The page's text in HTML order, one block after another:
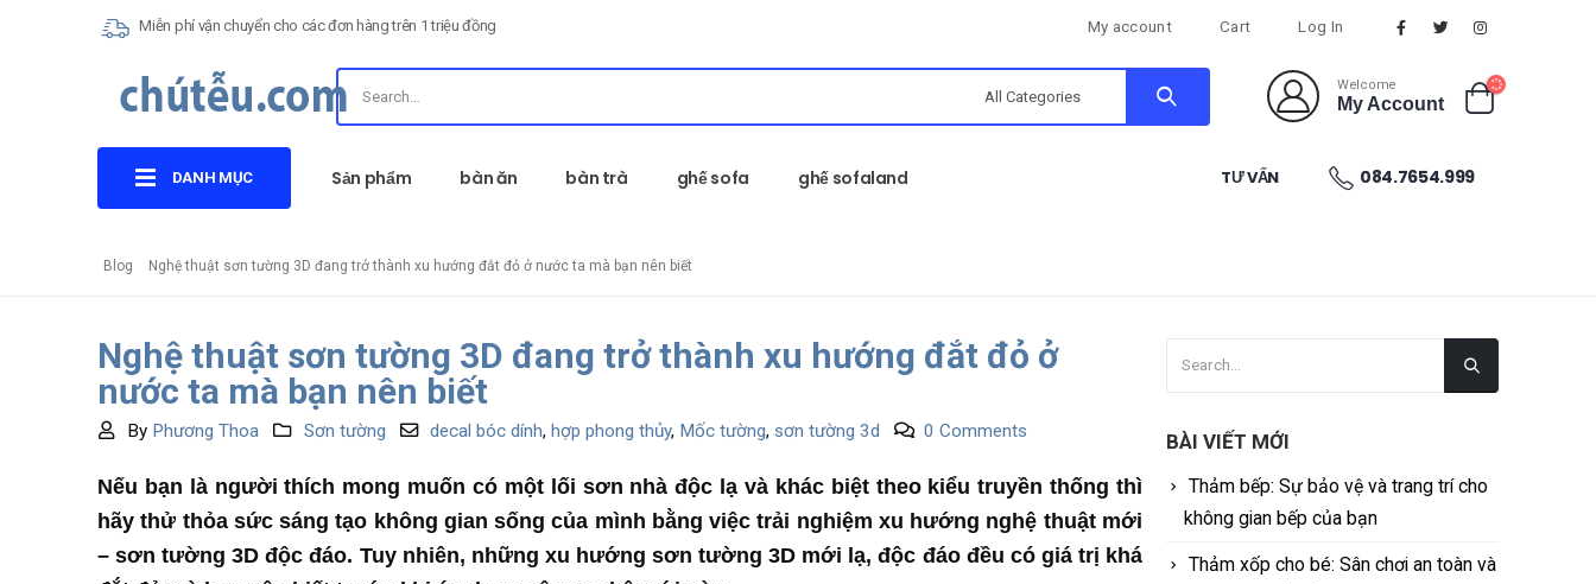
Miễn phí vận chuyển cho các đơn hàng trên 1 triệu đồng My account Cart Log In
Welcome
My Account
DANH MỤC Sản phẩm bàn ăn bàn trà ghế sofa ghế sofaland TƯ VẤN 084.7654.999
Blog Nghệ thuật sơn tường 3D đang trở thành xu hướng đắt đỏ ở nước ta mà bạn nên biết
Nghệ thuật sơn tường 3D đang trở thành xu hướng đắt đỏ ở
nước ta mà bạn nên biết
By Phương Thoa Sơn tường decal bóc dính, hợp phong thủy, Mốc tường, sơn tường 3d 0 Comments
Nếu bạn là người thích mong muốn có một lối sơn nhà độc lạ và khác biệt theo kiểu truyền thống thì
hãy thử thỏa sức sáng tạo không gian sống của mình bằng việc trải nghiệm xu hướng nghệ thuật mới
– sơn tường 3D độc đáo. Tuy nhiên, những xu hướng sơn tường 3D mới lạ, độc đáo đều có giá trị khá
BÀI VIẾT MỚI
Thảm bếp: Sự bảo vệ và trang trí cho
không gian bếp của bạn
Thảm xốp cho bé: Sân chơi an toàn và